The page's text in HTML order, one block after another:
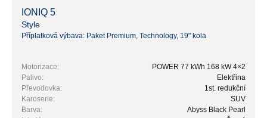
IONIQ 5
Style
Příplatková výbava: Paket Premium, Technology, 19" kola
Motorizace:
POWER 77 kWh 168 kW 4×2
Palivo:
Elektřina
Převodovka:
1st. redukční
Karoserie:
SUV
Barva:
Abyss Black Pearl